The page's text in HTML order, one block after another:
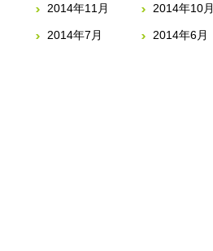
2014年11月 2014年10月
2014年7月 2014年6月